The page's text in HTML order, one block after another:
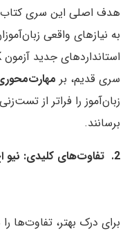
هدف اصلی این سری
سری قدیم، بر مهارت‌محوری
زبان‌آموز را فراتر از
برسانند.
برای درک بهتر، تفاوت‌ها